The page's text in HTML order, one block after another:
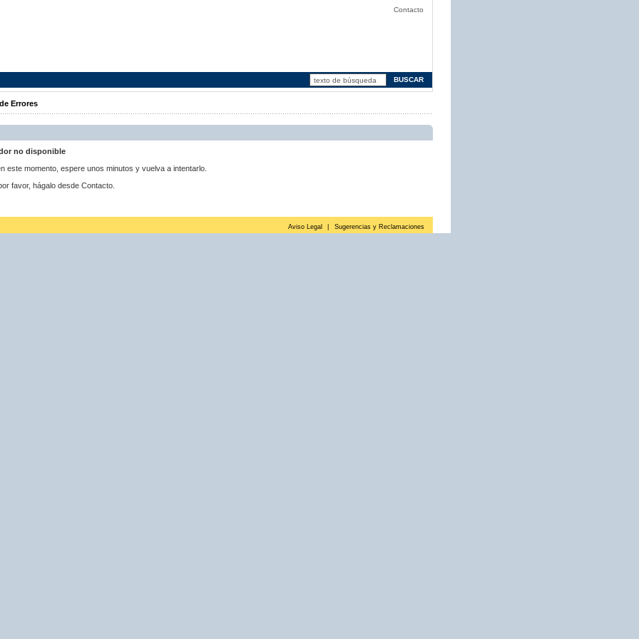
Contacto
Errores
no disponible
este momento, espere unos minutos y vuelva a intentarlo.
favor, hágalo desde Contacto.
Aviso Legal Sugerencias y Reclamaciones